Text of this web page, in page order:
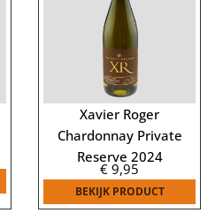
Xavier Roger
Chardonnay Private
Reserve 2024
€ 9,95
BEKIJK PRODUCT